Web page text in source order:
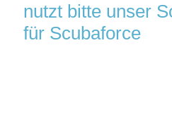
nutzt bitte unser
für Scubaforce